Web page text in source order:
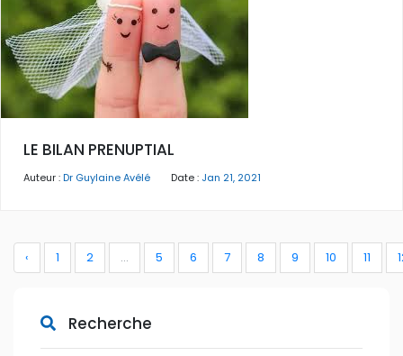
LE BILAN PRENUPTIAL
Auteur :Dr Guylaine Avélé Date : Jan 21, 2021
‹ 1 2 ... 5 6 7 8 9 10 11
Recherche